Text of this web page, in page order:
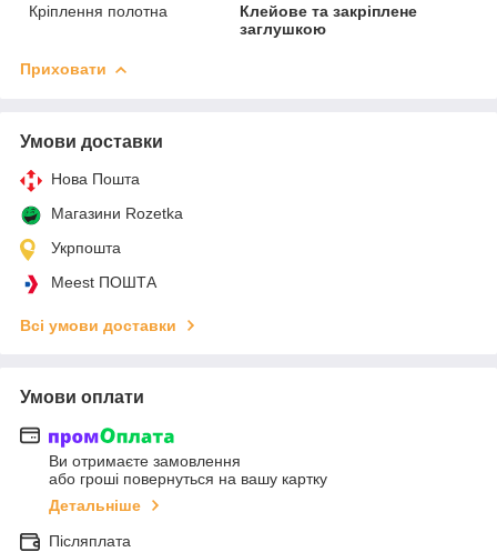
Кріплення полотна
Клейове та закріплене
заглушкою
Приховати
Умови доставки
Нова Пошта
Магазини Rozetka
Укрпошта
Meest ПОШТА
Всі умови доставки
Умови оплати
Ви отримаєте замовлення
або гроші повернуться на вашу картку
Детальніше
Післяплата